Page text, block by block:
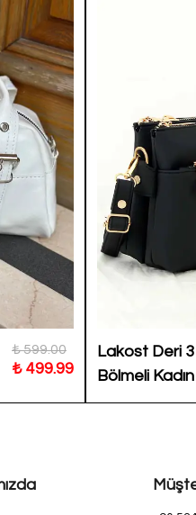
₺ 599.00
₺ 499.99
Lakost Deri 3
Bölmeli
Çantası Hub